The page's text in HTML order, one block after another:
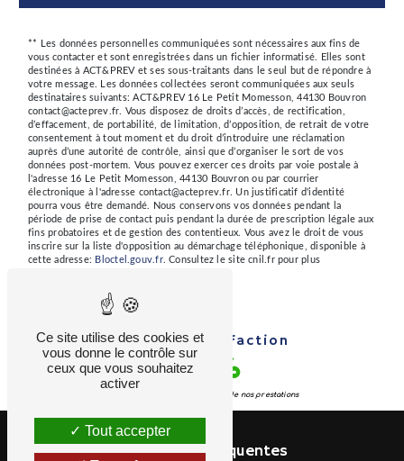
** Les données personnelles communiquées sont nécessaires aux fins de
vous contacter et sont enregistrées dans un fichier informatisé. Elles sont
destinées à ACT&PREV et ses sous-traitants dans le seul but de répondre à
votre message. Les données collectées seront communiquées aux seuls
destinataires suivants: ACT&PREV 16 Le Petit Momesson, 44130 Bouvron
contact@acteprev.fr. Vous disposez de droits d’accès, de rectification,
d’effacement, de portabilité, de limitation, d’opposition, de retrait de votre
consentement à tout moment et du droit d’introduire une réclamation
auprès d’une autorité de contrôle, ainsi que d’organiser le sort de vos
données post-mortem. Vous pouvez exercer ces droits par voie postale à
l'adresse 16 Le Petit Momesson, 44130 Bouvron ou par courrier
électronique à l'adresse contact@acteprev.fr. Un justificatif d'identité
pourra vous être demandé. Nous conservons vos données pendant la
période de prise de contact puis pendant la durée de prescription légale aux
fins probatoires et de gestion des contentieux. Vous avez le droit de vous
inscrire sur la liste d'opposition au démarchage téléphonique, disponible à
cette adresse:
Bloctel.gouv.fr. Consultez le site cnil.fr pour plus
Taux de Satisfaction
92 %
de nos stagiaires sur l’ensemble de nos prestations
Recherches fréquentes
Ce site utilise des cookies et
vous donne le contrôle sur
ceux que vous souhaitez
activer
Tout accepter